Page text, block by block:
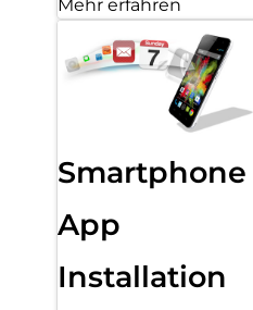
Mehr erfahren
Smartphone
App
Installation